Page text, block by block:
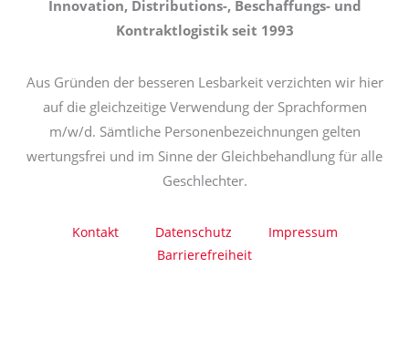
Innovation, Distributions-, Beschaffungs- und
Kontraktlogistik seit 1993
Aus Gründen der besseren Lesbarkeit verzichten wir hier
auf die gleichzeitige Verwendung der Sprachformen
m/w/d. Sämtliche Personenbezeichnungen gelten
wertungsfrei und im Sinne der Gleichbehandlung für alle
Geschlechter.
Kontakt Datenschutz
Impressum
Barrierefreiheit